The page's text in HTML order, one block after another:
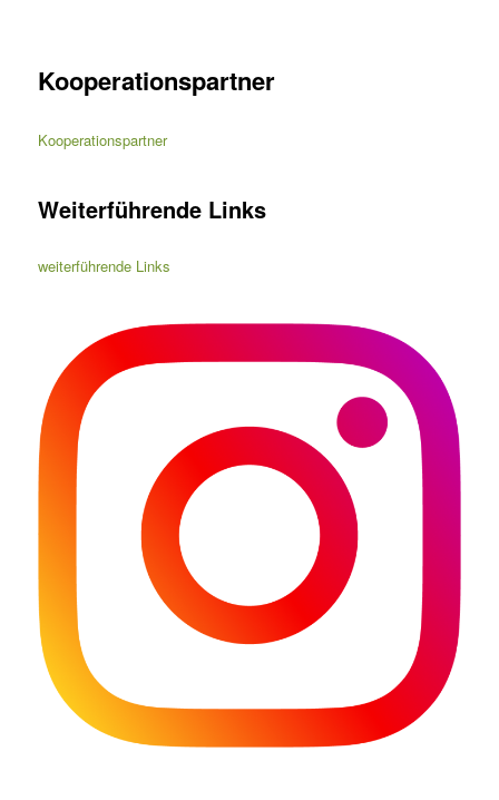
Kooperationspartner
Kooperationspartner
Weiterführende Links
weiterführende Links